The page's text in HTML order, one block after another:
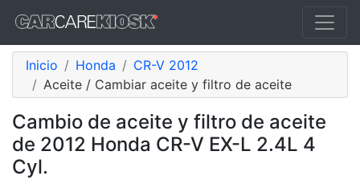
Inicio Honda
CR-V 2012
Aceite / Cambiar aceite y filtro de aceite
Cambio de aceite y filtro de aceite
de 2012 Honda CR-V EX-L 2.4L 4
Cyl.